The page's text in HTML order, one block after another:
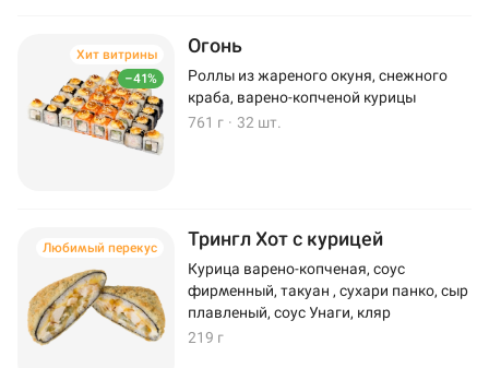
–41%
Хит витрины Огонь
Роллы из жареного окуня, снежного
краба, варено-копченой курицы
761 г · 32 шт.
Любимый перекус Трингл Хот с курицей
Курица варено-копченая, соус
фирменный, такуан , сухари панко, сыр
плавленый, соус Унаги, кляр
219 г